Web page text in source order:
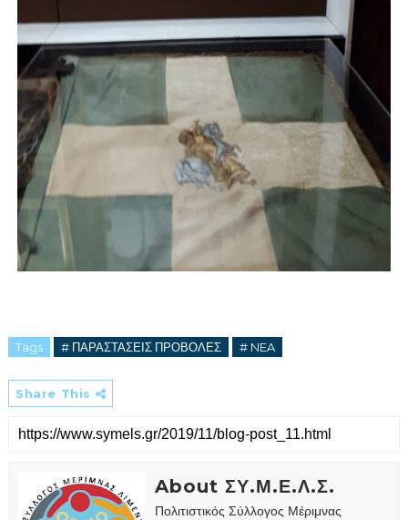
Tags # ΠΑΡΑΣΤΑΣΕΙΣ ΠΡΟΒΟΛΕΣ # NEA
Share This
About ΣΥ.Μ.Ε.Λ.Σ.
Πολιτιστικός Σύλλογος Μέριμνας